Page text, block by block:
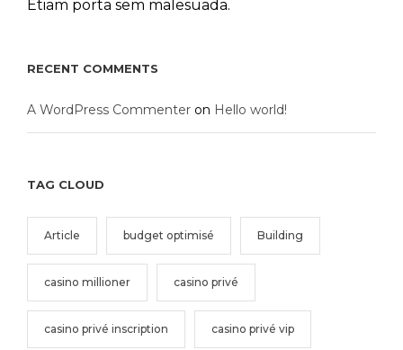
Etiam porta sem malesuada.
RECENT COMMENTS
A WordPress Commenter on Hello world!
TAG CLOUD
Article budget optimisé Building
casino millioner casino privé
casino privé inscription casino privé vip